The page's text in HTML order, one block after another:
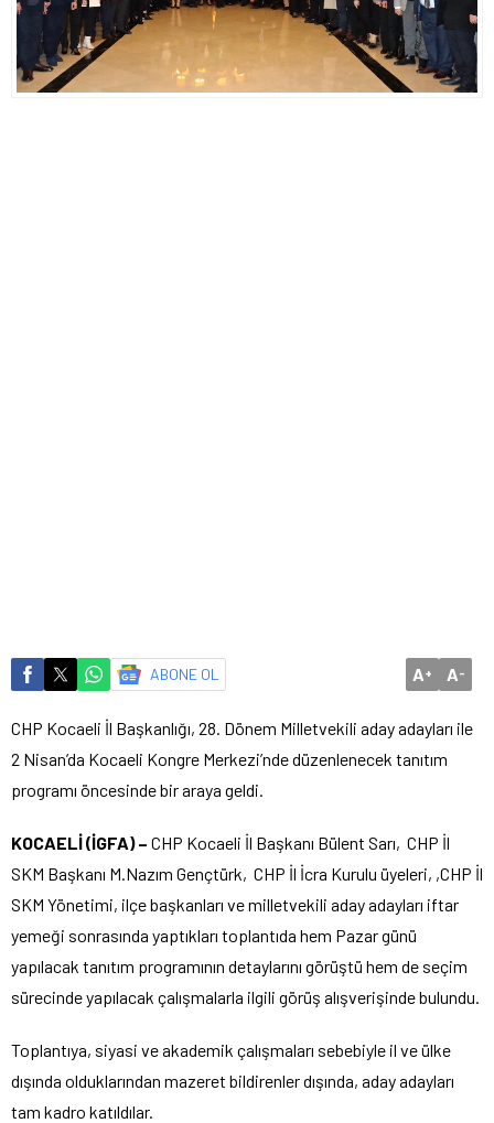
ABONE OL A+ A-
CHP Kocaeli İl Başkanlığı, 28. Dönem Milletvekili aday adayları ile
2 Nisan’da Kocaeli Kongre Merkezi’nde düzenlenecek tanıtım
programı öncesinde bir araya geldi.
KOCAELİ (İGFA) – CHP Kocaeli İl Başkanı Bülent Sarı, CHP İl
SKM Başkanı M.Nazım Gençtürk, CHP İl İcra Kurulu üyeleri, ,CHP İl
SKM Yönetimi, ilçe başkanları ve milletvekili aday adayları iftar
yemeği sonrasında yaptıkları toplantıda hem Pazar günü
yapılacak tanıtım programının detaylarını görüştü hem de seçim
sürecinde yapılacak çalışmalarla ilgili görüş alışverişinde bulundu.
Toplantıya, siyasi ve akademik çalışmaları sebebiyle il ve ülke
dışında olduklarından mazeret bildirenler dışında, aday adayları
tam kadro katıldılar.